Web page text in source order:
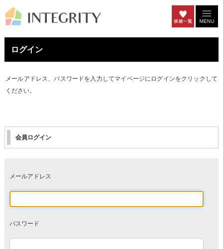
ログイン
メールアドレス、パスワードを入力してマイページにログインをクリックして
ください。
会員ログイン
メールアドレス
パスワード